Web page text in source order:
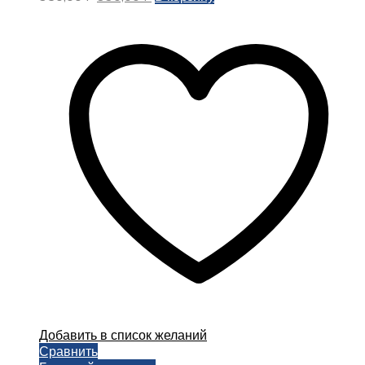
350,00 ₽.
Добавить в список желаний
Сравнить